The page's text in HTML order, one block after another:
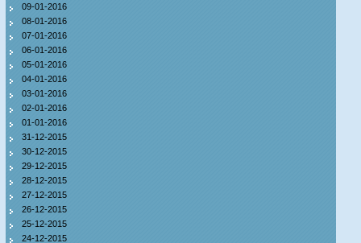
09-01-2016
08-01-2016
07-01-2016
06-01-2016
05-01-2016
04-01-2016
03-01-2016
02-01-2016
01-01-2016
31-12-2015
30-12-2015
29-12-2015
28-12-2015
27-12-2015
26-12-2015
25-12-2015
24-12-2015